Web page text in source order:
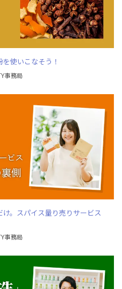
使いこなそう！
事務局
。スパイス量り売りサービス
事務局